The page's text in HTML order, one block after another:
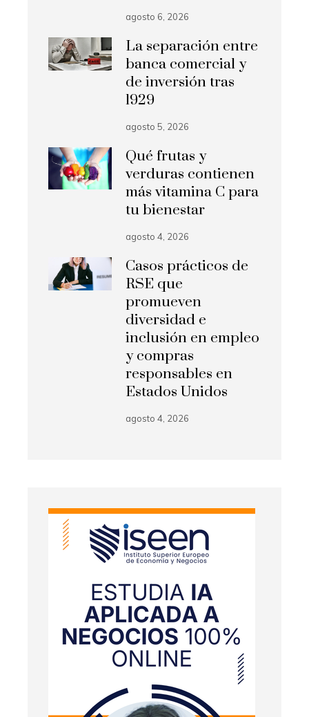
agosto 6, 2026
La separación entre
banca comercial y
de inversión tras
1929
agosto 5, 2026
Qué frutas y
verduras contienen
más vitamina C para
tu bienestar
agosto 4, 2026
Casos prácticos de
RSE que
promueven
diversidad e
inclusión en empleo
y compras
responsables en
Estados Unidos
agosto 4, 2026